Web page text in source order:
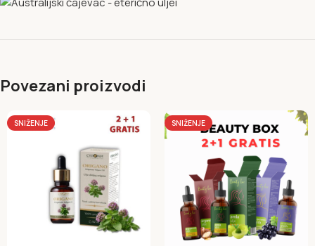
Povezani proizvodi
SNIŽENJE SNIŽENJE